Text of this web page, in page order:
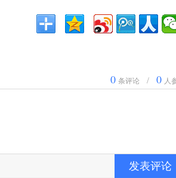
0 条评论 / 0 人
发表评论